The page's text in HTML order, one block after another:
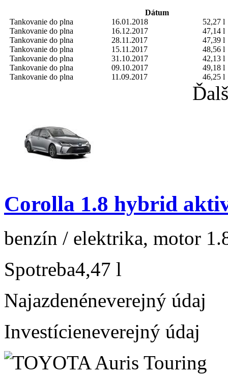
Dátum
Tankovanie do plna
16.01.2018
52,27 l
Tankovanie do plna
16.12.2017
47,14 l
Tankovanie do plna
28.11.2017
47,39 l
Tankovanie do plna
15.11.2017
48,56 l
Tankovanie do plna
31.10.2017
42,13 l
Tankovanie do plna
09.10.2017
49,18 l
Tankovanie do plna
11.09.2017 46,25 l
Corolla 1.8 hybrid
benzín / elektrika, motor
Spotreba4,47 l
Najazdenéneverejný údaj
Investícieneverejný údaj